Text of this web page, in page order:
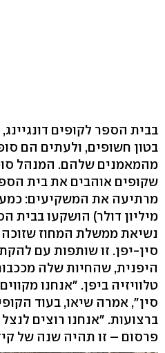
בבית הספר לקופים
בטון חשופים, ולעתים הם
מהמאמנים שלהם. המנהל
שקופים אוהבים את בית
מיליון דולר) הושקעו בבית
נשיאת ממשלת המחוז שזוכה
סין-יפן. זו שותפות עם להקת
היפנית, שהחיות שלה
טלוויזיה ביפן. "אנחנו
סין", אמרה שיאו, בעוד
ברצועות. "אנחנו רוצים
פרסום – זו תהיה שנה של